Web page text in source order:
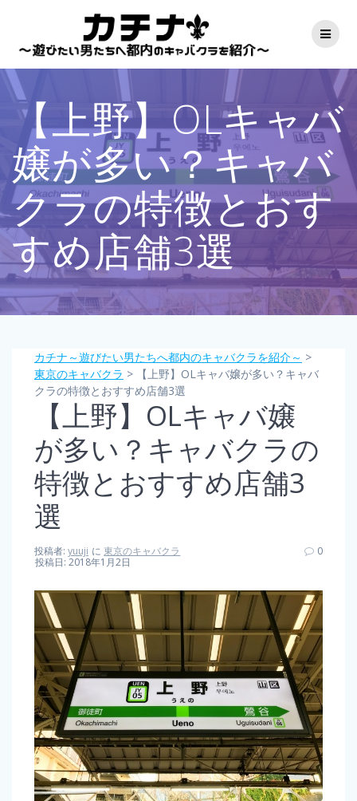
ツ
【上野】OLキャバ
嬢が多い？キャバ
クラの特徴とおす
すめ店舗3選
カチナ～遊びたい男たちへ都内のキャバクラを紹介～ >
東京のキャバクラ >
【上野】OLキャバ嬢が多い？キャバ
クラの特徴とおすすめ店舗3選
【上野】OLキャバ嬢
が多い？キャバクラの
特徴とおすすめ店舗3
選
投稿者: yuuji に東京のキャバクラ
投稿日: 2018年1月2日
0